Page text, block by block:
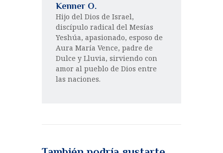
Kenner O.
Hijo del Dios de Israel,
discípulo radical del Mesías
Yeshúa, apasionado, esposo de
Aura María Vence, padre de
Dulce y Lluvia, sirviendo con
amor al pueblo de Dios entre
las naciones.